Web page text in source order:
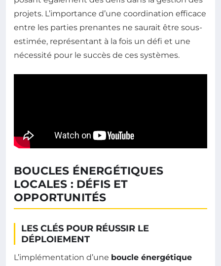
projets. L’importance d’une coordination efficace
entre les parties prenantes ne saurait être sous-
estimée, représentant à la fois un défi et une
nécessité pour le succès de ces systèmes.
BOUCLES ÉNERGÉTIQUES
LOCALES : DÉFIS ET
OPPORTUNITÉS
LES CLÉS POUR RÉUSSIR LE
DÉPLOIEMENT
L’implémentation d’une boucle énergétique